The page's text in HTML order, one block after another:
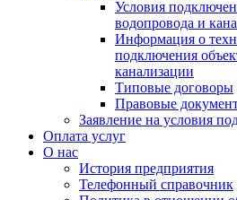
Условия
водопровода и
Информация о
подключения
канализации
Типовые договоры
Правовые
Заявление на условия
Оплата услуг
О нас
История предприятия
Телефонный справочник